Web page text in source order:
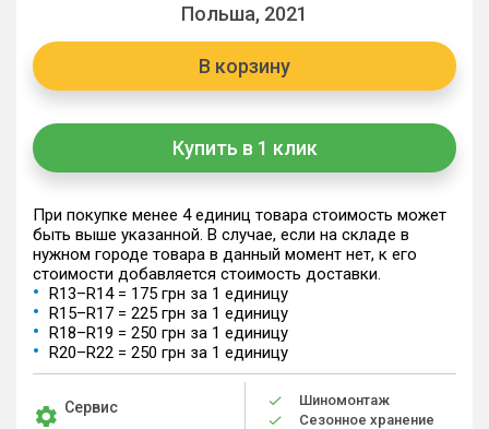
Польша, 2021
В корзину
Купить в 1 клик
При покупке менее 4 единиц товара стоимость может
быть выше указанной. В случае, если на складе в
нужном городе товара в данный момент нет, к его
стоимости добавляется стоимость доставки.
R13–R14 = 175 грн за 1 единицу
R15–R17 = 225 грн за 1 единицу
R18–R19 = 250 грн за 1 единицу
R20–R22 = 250 грн за 1 единицу
Сервис
Шиномонтаж
Сезонное хранение